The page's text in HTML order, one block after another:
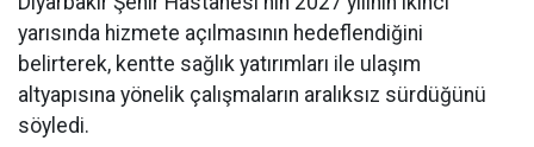
yarısında hizmete açılmasının hedeflendiğini
belirterek, kentte sağlık yatırımları ile ulaşım
altyapısına yönelik çalışmaların aralıksız sürdüğünü
söyledi.